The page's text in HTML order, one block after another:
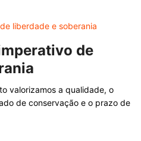
de
valorizamos a qualidade, o
de conservação e o prazo de